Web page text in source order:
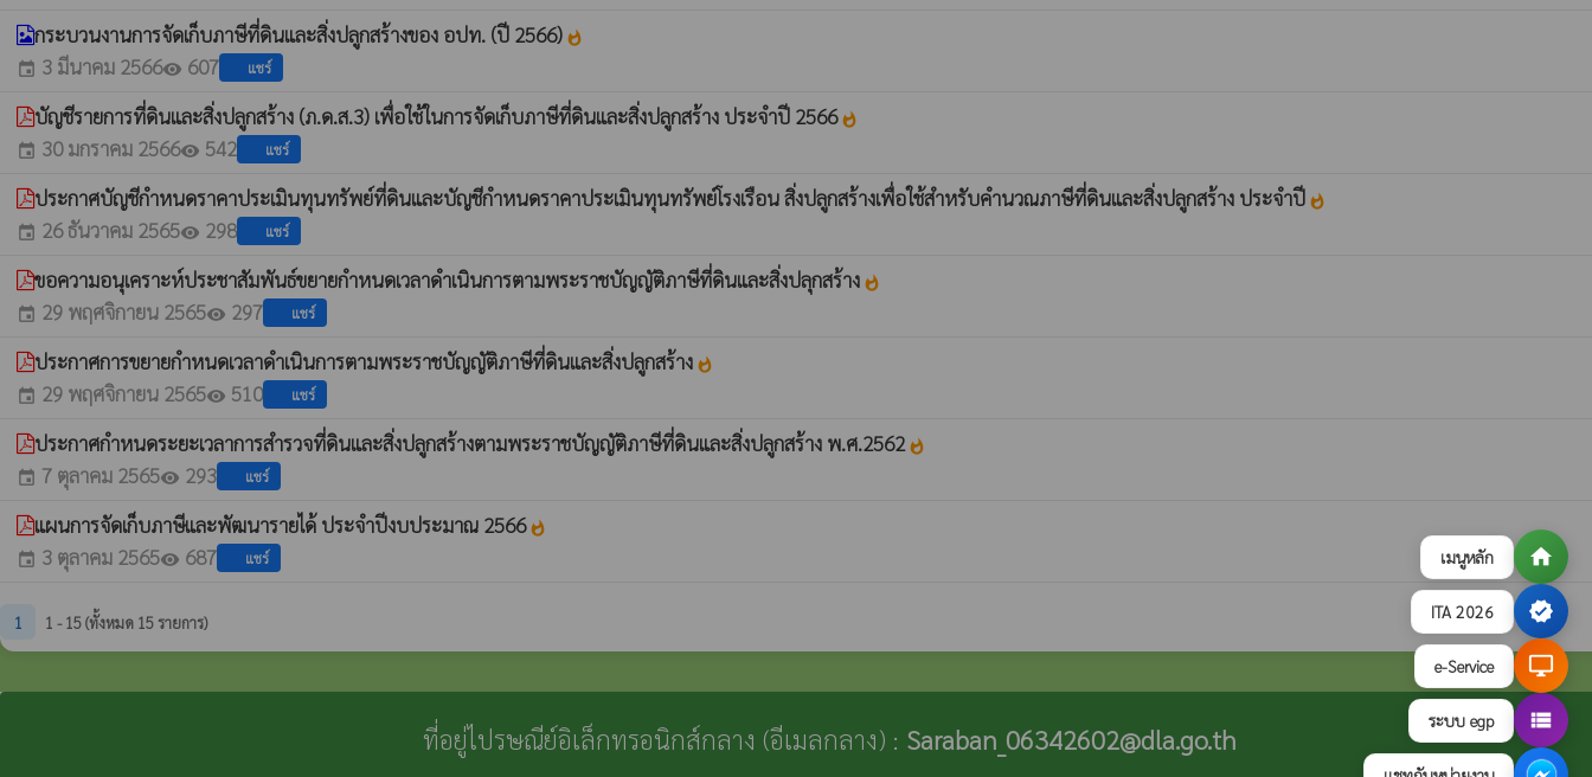
เมนูหลัก home
ITA 2026 verified
e-Service desktop_windows
ระบบ egp view_list
กระบวนงานการจัดเก็บภาษีที่ดินและสิ่งปลูกสร้างของ อปท. (ปี 2566) whatshot
event 3 มีนาคม 2566visibility 607 แชร์
บัญชีรายการที่ดินและสิ่งปลูกสร้าง (ภ.ด.ส.3) เพื่อใช้ในการจัดเก็บภาษีที่ดินและสิ่งปลูกสร้าง ประจำปี 2566whatshot
event 30 มกราคม 2566visibility 542 แชร์
ประกาศบัญชีกำหนดราคาประเมินทุนทรัพย์ที่ดินและบัญชีกำหนดราคาประเมินทุนทรัพย์โรงเรือน สิ่งปลูกสร้างเพื่อใช้สำหรับคำนวณภาษีที่ดินและสิ่งปลูกสร้าง ประจำปี whatshot
event 26 ธันวาคม 2565visibility 298 แชร์
ขอความอนุเคราะห์ประชาสัมพันธ์ขยายกำหนดเวลาดำเนินการตามพระราชบัญญัติภาษีที่ดินและสิ่งปลุกสร้าง whatshot
event 29 พฤศจิกายน 2565visibility 297 แชร์
ประกาศการขยายกำหนดเวลาดำเนินการตามพระราชบัญญัติภาษีที่ดินและสิ่งปลูกสร้าง whatshot
event 29 พฤศจิกายน 2565visibility 510 แชร์
ประกาศกำหนดระยะเวลาการสำรวจที่ดินและสิ่งปลูกสร้างตามพระราชบัญญัติภาษีที่ดินและสิ่งปลูกสร้าง พ.ศ.2562 whatshot
event 7 ตุลาคม 2565visibility 293 แชร์
แผนการจัดเก็บภาษีและพัฒนารายได้ ประจำปีงบประมาณ 2566whatshot
event 3 ตุลาคม 2565visibility 687 แชร์
1 1 - 15 (ทั้งหมด 15 รายการ)
ที่อยู่ไปรษณีย์อิเล็กทรอนิกส์กลาง (อีเมลกลาง) : Saraban_06342602@dla.go.th